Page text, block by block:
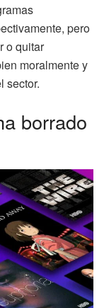
pero
o quitar
moralmente y
sector.
borrado